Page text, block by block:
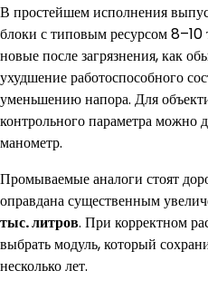
В простейшем исполнения
блоки с типовым ресурсом
новые после загрязнения, как
ухудшение работоспособного
уменьшению напора. Для
контрольного параметра можно
манометр.
Промываемые аналоги стоят
оправдана существенным
тыс. литров. При корректном
выбрать модуль, который
несколько лет.